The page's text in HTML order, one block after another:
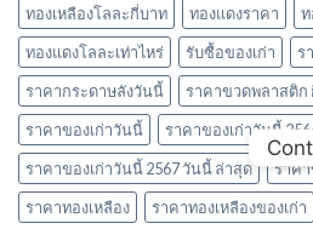
สำคัญ
ปี
2566
ล่าสุด
ในปี
2566
ทองเหลืองโลละกี่บาท
ทองแดงราคา
ท
ทองแดงโลละเท่าไหร่
รับซื้อของเก่า
ร
ราคากระดาษลังวันนี้
ราคาขวดพลาสติก
ราคาของเก่าวันนี้
ราคาของเก่าวันนี้
ราคาของเก่าวันนี้ 2567 วันนี้ ล่าสุด
ราค
ราคาทองเหลือง
ราคาทองเหลืองของเก่า